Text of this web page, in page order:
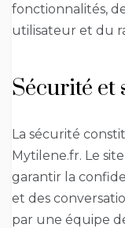
fonctionnalités,
utilisateur et du
Sécurité et
La sécurité
Mytilene.fr. Le
garantir la
et des
par une équipe